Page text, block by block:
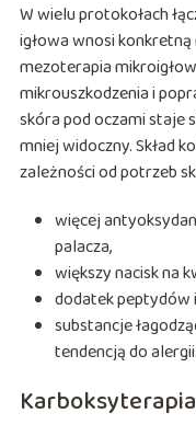
W wielu protokołach
igłowa wnosi
mezoterapia
mikrouszkodzenia i
skóra pod oczami staje
mniej widoczny. Skład
zależności od potrzeb
więcej
palacza,
większy nacisk na
dodatek peptydów
substancje
tendencją do alergii.
Karboksyterapia